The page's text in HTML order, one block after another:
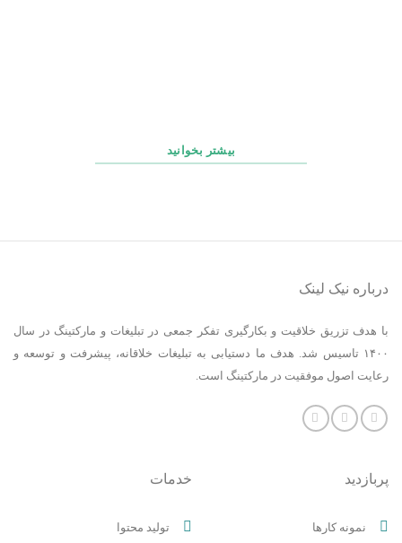
بیشتر بخوانید
درباره نیک لینک
با هدف تزریق خلاقیت و بکارگیری تفکر جمعی در تبلیغات و مارکتینگ در سال
۱۴۰۰ تاسیس شد. هدف ما دستیابی به تبلیغات خلاقانه، پیشرفت و توسعه و
رعایت اصول موفقیت در مارکتینگ است.
پربازدید
نمونه کارها
خدمات
تولید محتوا